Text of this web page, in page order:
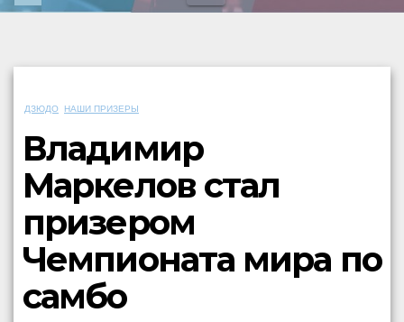
ДЗЮДО НАШИ ПРИЗЕРЫ
Владимир
Маркелов стал
призером
Чемпионата мира по
самбо